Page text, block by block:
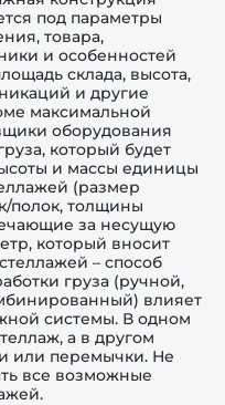
под параметры
товара,
и особенностей
склада, высота,
и другие
максимальной
оборудования
который будет
и массы единицы
(размер
полок, толщины
за несущую
который вносит
– способ
груза (ручной,
влияет
системы. В одном
а в другом
или перемычки. Не
все возможные